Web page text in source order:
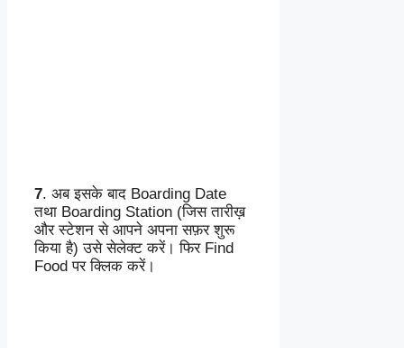
7. अब इसके बाद Boarding Date
तथा Boarding Station (जिस तारीख़
और स्टेशन से आपने अपना सफ़र शुरू
किया है) उसे सेलेक्ट करें। फिर Find
Food पर क्लिक करें।